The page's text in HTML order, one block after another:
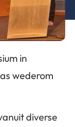
in
wederom
diverse